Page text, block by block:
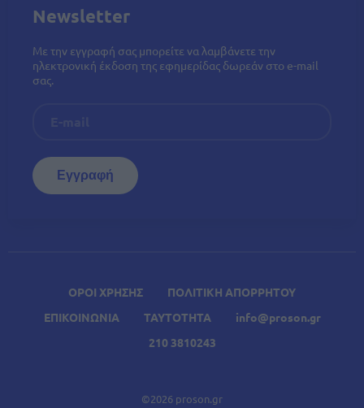
ΟΡΟΙ ΧΡΗΣΗΣ
ΠΟΛΙΤΙΚΗ ΑΠΟΡΡΗΤΟΥ
ΕΠΙΚΟΙΝΩΝΙΑ
ΤΑΥΤΟΤΗΤΑ
info@proson.gr
210 3810243
©2026 proson.gr
Newsletter
Με την εγγραφή σας μπορείτε να λαμβάνετε την
ηλεκτρονική έκδοση της εφημερίδας δωρεάν στο e-mail
σας.